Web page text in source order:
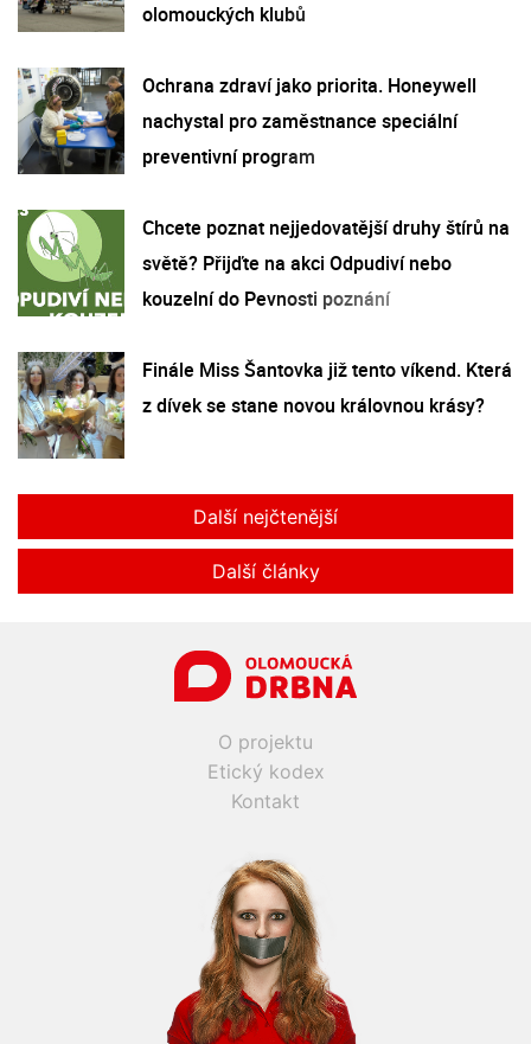
olomouckých klubů
Ochrana zdraví jako priorita. Honeywell
nachystal pro zaměstnance speciální
preventivní program
Chcete poznat nejjedovatější druhy štírů na
světě? Přijďte na akci Odpudiví nebo
kouzelní do Pevnosti poznání
Finále Miss Šantovka již tento víkend. Která
z dívek se stane novou královnou krásy?
Další nejčtenější
Další články
O projektu
Etický kodex
Kontakt